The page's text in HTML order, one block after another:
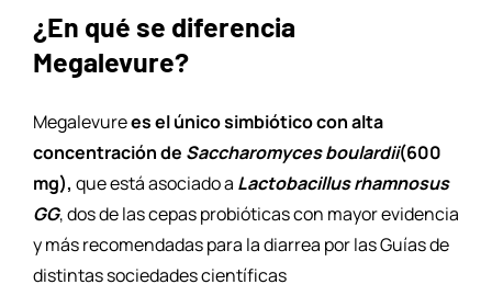
¿En qué se diferencia
Megalevure?
Megalevurees el único simbiótico con alta
concentración de Saccharomyces boulardii(600
mg), que está asociado a Lactobacillus rhamnosus
GG, dos de las cepas probióticas con mayor evidencia
y más recomendadas para la diarrea por las Guías de
distintas sociedades científicas